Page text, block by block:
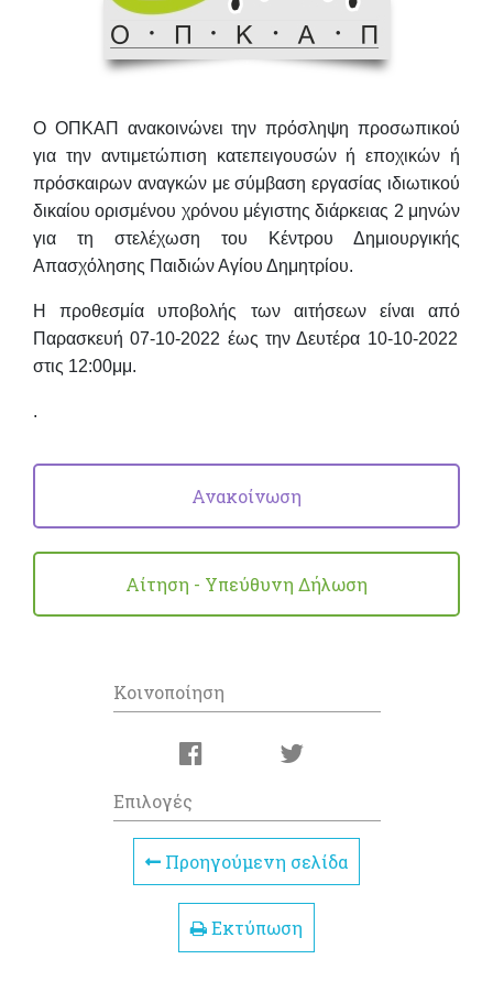
Ο ΟΠΚΑΠ ανακοινώνει την πρόσληψη προσωπικού
για την αντιμετώπιση κατεπειγουσών ή εποχικών ή
πρόσκαιρων αναγκών με σύμβαση εργασίας ιδιωτικού
δικαίου ορισμένου χρόνου μέγιστης διάρκειας 2 μηνών
για τη στελέχωση του Κέντρου Δημιουργικής
Απασχόλησης Παιδιών Αγίου Δημητρίου.
Η προθεσμία υποβολής των αιτήσεων είναι από
Παρασκευή 07-10-2022 έως την Δευτέρα 10-10-2022
στις 12:00μμ.
.
Ανακοίνωση
Αίτηση - Υπεύθυνη Δήλωση
Κοινοποίηση
Επιλογές
Προηγούμενη σελίδα
Εκτύπωση